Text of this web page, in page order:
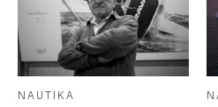
NAUTIKA